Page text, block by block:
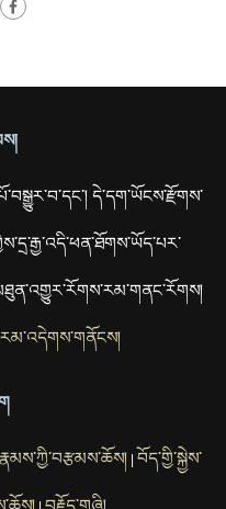
དེ་དག་ཡོངས་རྫོགས་
བོད་གྱི་སྐྱེས་